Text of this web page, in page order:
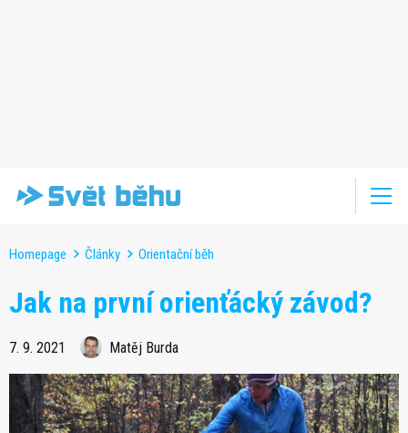
Homepage Články Orientační běh
Jak na první orienťácký závod?
7. 9. 2021 Matěj Burda